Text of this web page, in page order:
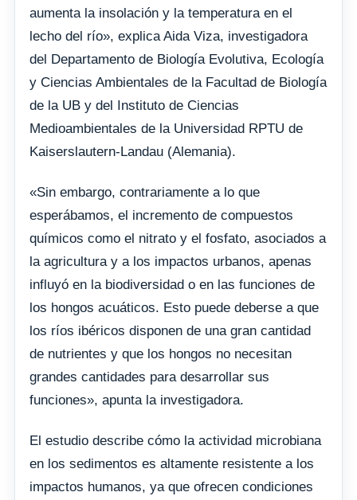
aumenta la insolación y la temperatura en el
lecho del río», explica Aida Viza, investigadora
del Departamento de Biología Evolutiva, Ecología
y Ciencias Ambientales de la Facultad de Biología
de la UB y del Instituto de Ciencias
Medioambientales de la Universidad RPTU de
Kaiserslautern-Landau (Alemania).
«Sin embargo, contrariamente a lo que
esperábamos, el incremento de compuestos
químicos como el nitrato y el fosfato, asociados a
la agricultura y a los impactos urbanos, apenas
influyó en la biodiversidad o en las funciones de
los hongos acuáticos. Esto puede deberse a que
los ríos ibéricos disponen de una gran cantidad
de nutrientes y que los hongos no necesitan
grandes cantidades para desarrollar sus
funciones», apunta la investigadora.
El estudio describe cómo la actividad microbiana
en los sedimentos es altamente resistente a los
impactos humanos, ya que ofrecen condiciones